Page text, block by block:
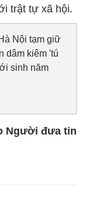
trật tự xã hội.
Nội tạm giữ
dâm kiêm 'tú
sinh năm
Người đưa tin